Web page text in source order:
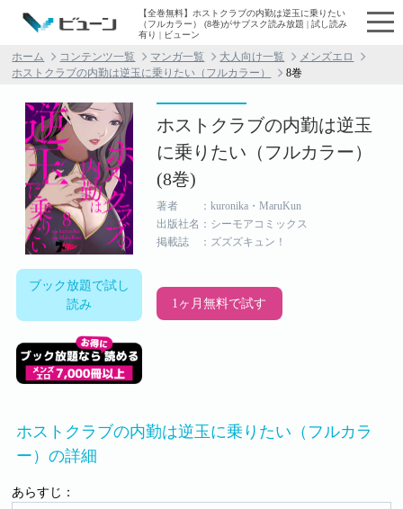
【全巻無料】ホストクラブの内勤は逆玉に乗りたい
（フルカラー） (8巻)がサブスク読み放題 | 試し読み
有り | ビューン
ホーム コンテンツ一覧 マンガ一覧 大人向け一覧
メンズエロ
ホストクラブの内勤は逆玉に乗りたい（フルカラー）
8巻
ブック放題で試し
読み
ホストクラブの内勤は逆玉
に乗りたい（フルカラー）
(8巻)
著者 ：kuronika・MaruKun
出版社名：シーモアコミックス
掲載誌 ：ズズズキュン！
1ヶ月無料で試す
ホストクラブの内勤は逆玉に乗りたい（フルカラ
ー）の詳細
あらすじ：